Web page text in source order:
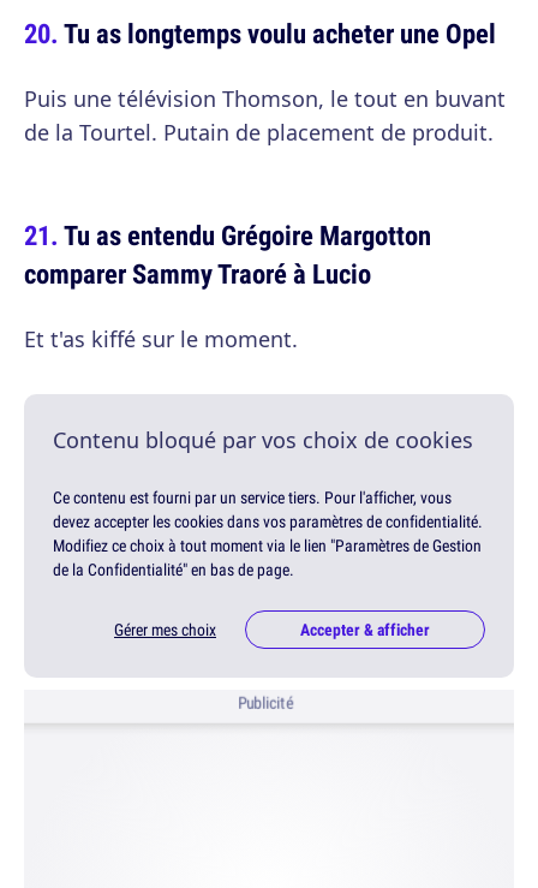
Tu as longtemps voulu acheter une Opel
Puis une télévision Thomson, le tout en buvant
de la Tourtel. Putain de placement de produit.
Tu as entendu Grégoire Margotton
comparer Sammy Traoré à Lucio
Et t'as kiffé sur le moment.
Contenu bloqué par vos choix de cookies
Ce contenu est fourni par un service tiers. Pour l'afficher, vous
devez accepter les cookies dans vos paramètres de confidentialité.
Modifiez ce choix à tout moment via le lien "Paramètres de Gestion
de la Confidentialité" en bas de page.
Gérer mes choix Accepter & afficher
Publicité